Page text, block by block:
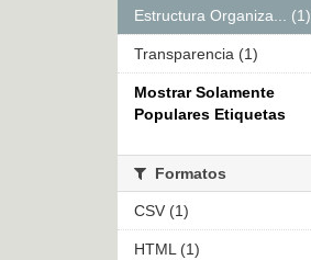
Estructura Organiza... (1)
Transparencia (1)
Mostrar Solamente
Populares Etiquetas
Formatos
CSV (1)
HTML (1)